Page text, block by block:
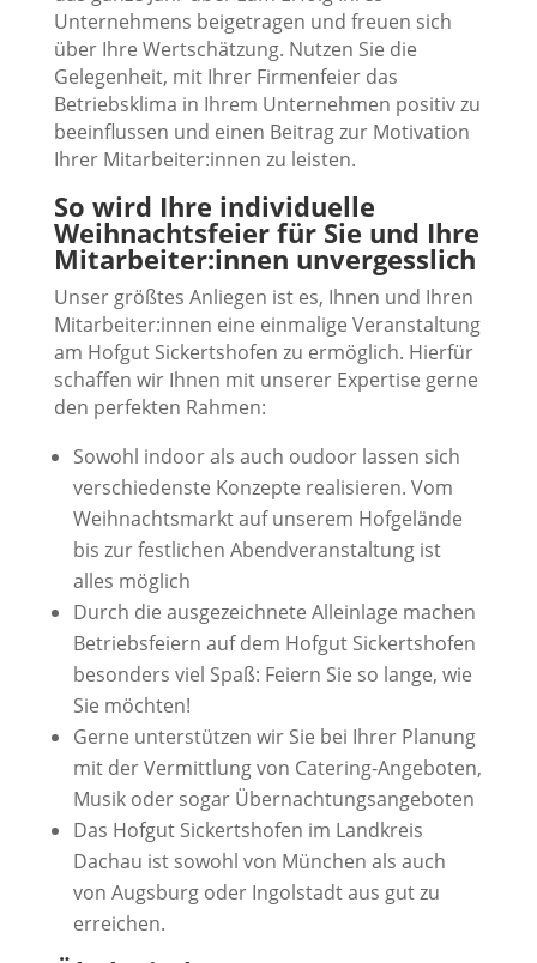
Unternehmens beigetragen und freuen sich
über Ihre Wertschätzung. Nutzen Sie die
Gelegenheit, mit Ihrer Firmenfeier das
Betriebsklima in Ihrem Unternehmen positiv zu
beeinflussen und einen Beitrag zur Motivation
Ihrer Mitarbeiter:innen zu leisten.
So wird Ihre individuelle
Weihnachtsfeier für Sie und Ihre
Mitarbeiter:innen unvergesslich
Unser größtes Anliegen ist es, Ihnen und Ihren
Mitarbeiter:innen eine einmalige Veranstaltung
am Hofgut Sickertshofen zu ermöglich. Hierfür
schaffen wir Ihnen mit unserer Expertise gerne
den perfekten Rahmen:
Sowohl indoor als auch oudoor lassen sich
verschiedenste Konzepte realisieren. Vom
Weihnachtsmarkt auf unserem Hofgelände
bis zur festlichen Abendveranstaltung ist
alles möglich
Durch die ausgezeichnete Alleinlage machen
Betriebsfeiern auf dem Hofgut Sickertshofen
besonders viel Spaß: Feiern Sie so lange, wie
Sie möchten!
Gerne unterstützen wir Sie bei Ihrer Planung
mit der Vermittlung von Catering-Angeboten,
Musik oder sogar Übernachtungsangeboten
Das Hofgut Sickertshofen im Landkreis
Dachau ist sowohl von München als auch
von Augsburg oder Ingolstadt aus gut zu
erreichen.